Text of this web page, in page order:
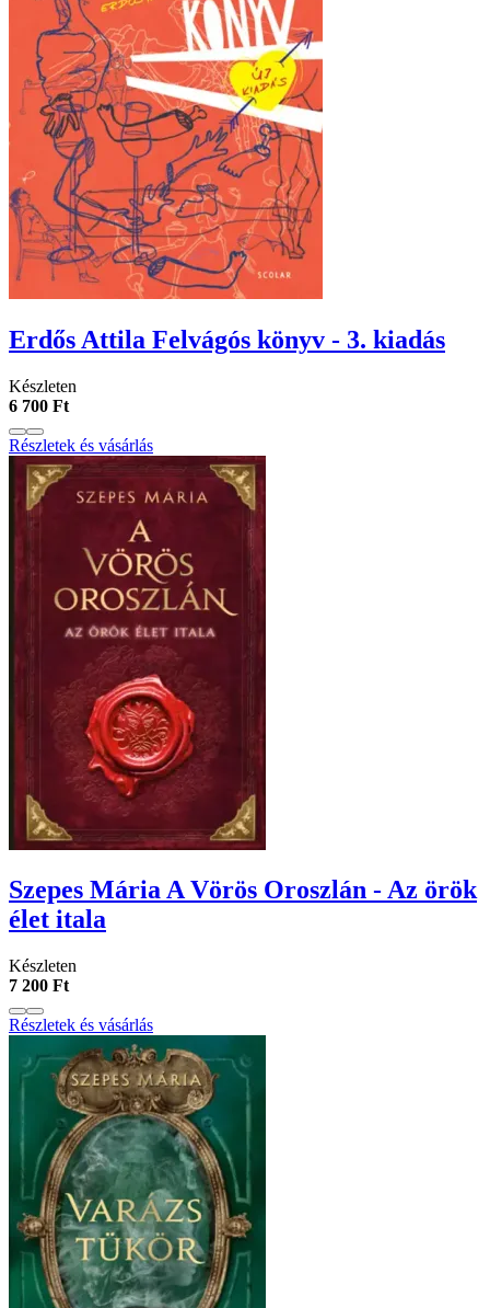
Erdős Attila Felvágós könyv - 3. kiadás
Készleten
6 700 Ft
Részletek és vásárlás
Szepes Mária A Vörös Oroszlán - Az örök
élet itala
Készleten
7 200 Ft
Részletek és vásárlás